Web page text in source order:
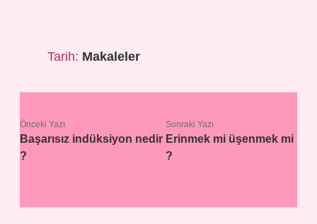
Tarih: Makaleler
Önceki Yazı
Başarısız indüksiyon nedir
?
Sonraki Yazı
Erinmek mi üşenmek mi
?